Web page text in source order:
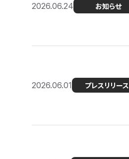
2026.06.24 お知らせ
2026.06.01 プレスリリース